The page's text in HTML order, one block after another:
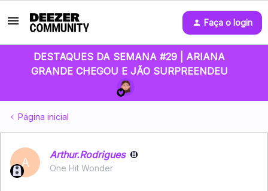
Faça o login
DESTAQUES DA SEMANA #29 | ARIANA
GRANDE CHEGOU E JÃO SURPREENDEU
Página inicial
A
Arthur.Rodrigues
One Hit Wonder